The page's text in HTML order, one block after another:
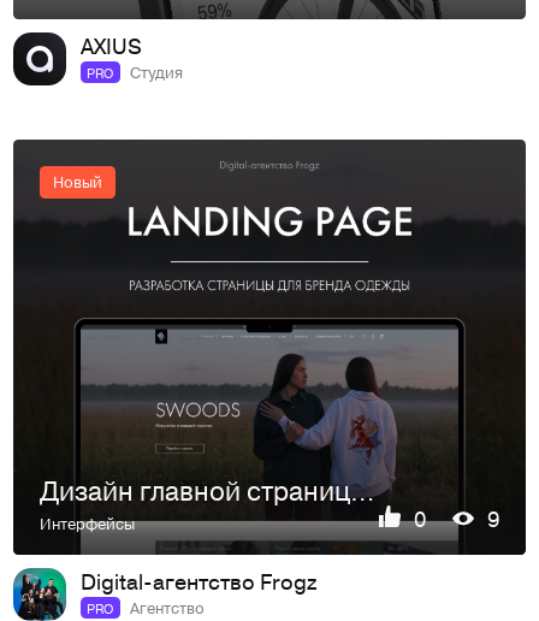
AXIUS
PRO Студия
Новый
Дизайн главной страницы сайта для бренда одежды
Интерфейсы 0 9
Digital-агентство Frogz
PRO Агентство